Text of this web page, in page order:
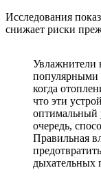
Исследования
снижает риски
Увлажнители
популярными
когда
что эти
оптимальный
очередь,
Правильная
дыхательных